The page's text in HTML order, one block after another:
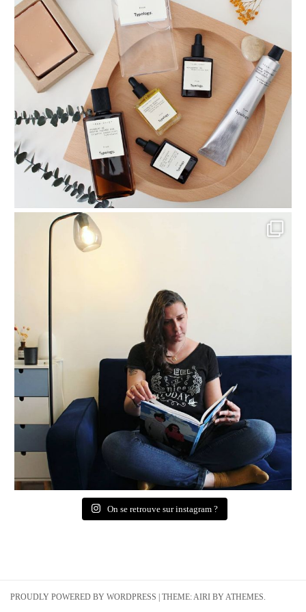
On se retrouve sur instagram ?
PROUDLY POWERED BY WORDPRESS | THEME: AIRI BY ATHEMES.